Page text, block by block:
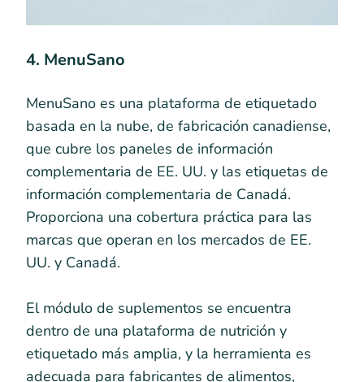
4. MenuSano
MenuSano es una plataforma de etiquetado
basada en la nube, de fabricación canadiense,
que cubre los paneles de información
complementaria de EE. UU. y las etiquetas de
información complementaria de Canadá.
Proporciona una cobertura práctica para las
marcas que operan en los mercados de EE.
UU. y Canadá.
El módulo de suplementos se encuentra
dentro de una plataforma de nutrición y
etiquetado más amplia, y la herramienta es
adecuada para fabricantes de alimentos,